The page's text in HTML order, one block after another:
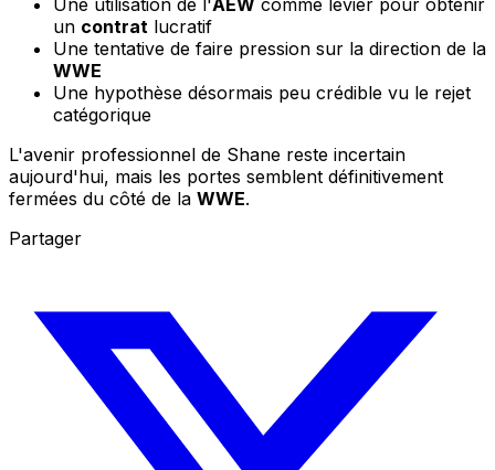
un contrat lucratif
Une tentative de faire pression sur la direction de la
WWE
Une hypothèse désormais peu crédible vu le rejet
catégorique
L'avenir professionnel de Shane reste incertain
aujourd'hui, mais les portes semblent définitivement
fermées du côté de la WWE.
Partager